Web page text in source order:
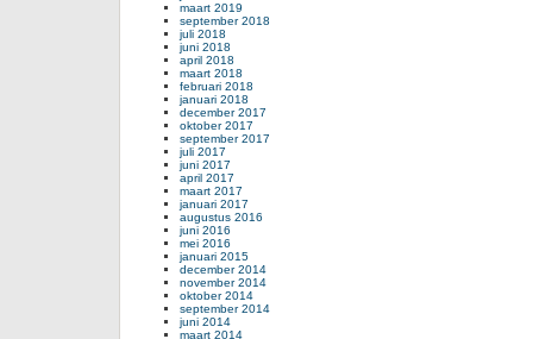
maart 2019
september 2018
juli 2018
juni 2018
april 2018
maart 2018
februari 2018
januari 2018
december 2017
oktober 2017
september 2017
juli 2017
juni 2017
april 2017
maart 2017
januari 2017
augustus 2016
juni 2016
mei 2016
januari 2015
december 2014
november 2014
oktober 2014
september 2014
juni 2014
maart 2014